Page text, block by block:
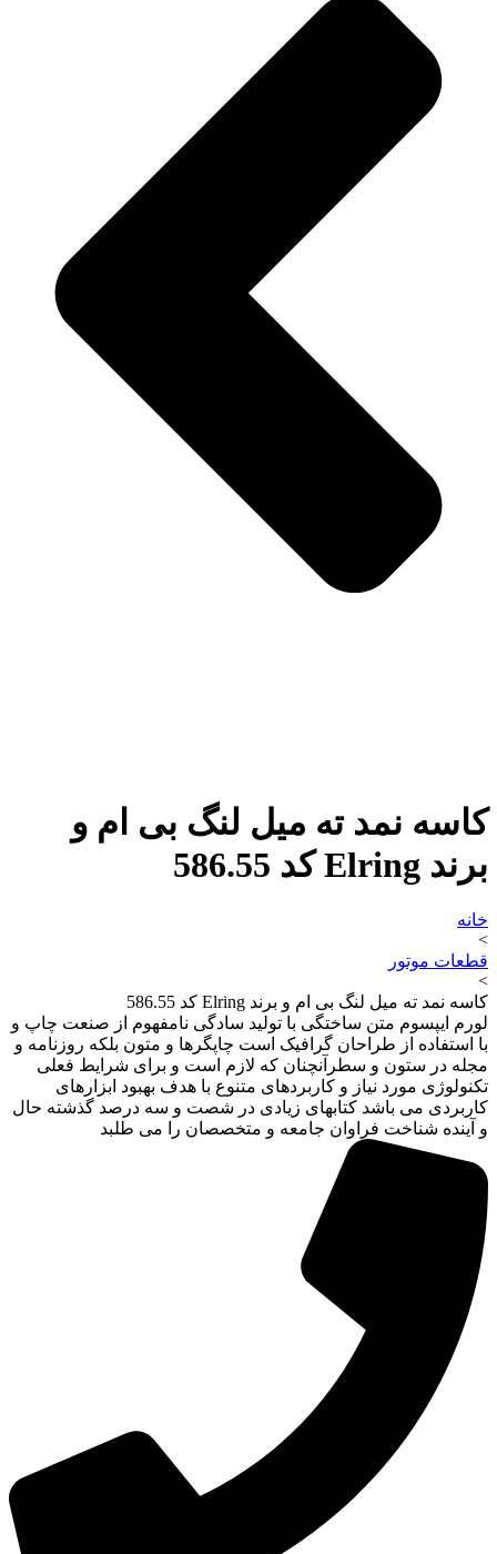
کاسه نمد ته میل لنگ بی ام و
برند Elring کد 586.55
خانه
>
قطعات موتور
>
کاسه نمد ته میل لنگ بی ام و برند Elring کد 586.55
لورم ایپسوم متن ساختگی با تولید سادگی نامفهوم از صنعت چاپ و
با استفاده از طراحان گرافیک است چاپگرها و متون بلکه روزنامه و
مجله در ستون و سطرآنچنان که لازم است و برای شرایط فعلی
تکنولوژی مورد نیاز و کاربردهای متنوع با هدف بهبود ابزارهای
کاربردی می باشد کتابهای زیادی در شصت و سه درصد گذشته حال
و آینده شناخت فراوان جامعه و متخصصان را می طلبد